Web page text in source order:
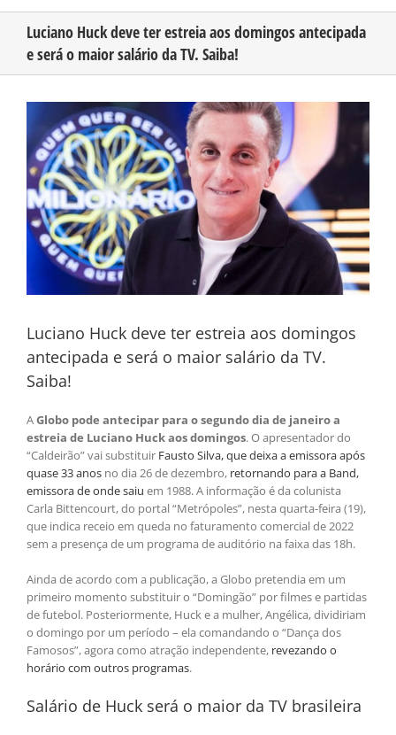
CONHEÇA O AMAZONAS
PUBLICIDADE
CONTATO
Luciano Huck deve ter estreia aos domingos antecipada
e será o maior salário da TV. Saiba!
Larger
Image
Luciano Huck deve ter estreia aos domingos
antecipada e será o maior salário da TV.
Saiba!
AGlobo pode antecipar para o segundo dia de janeiro a
estreia de Luciano Huck aos domingos. O apresentador do
“Caldeirão” vai substituir Fausto Silva, que deixa a emissora após
quase 33 anos no dia 26 de dezembro, retornando para a Band,
emissora de onde saiu em 1988. A informação é da colunista
Carla Bittencourt, do portal “Metrópoles”, nesta quarta-feira (19),
que indica receio em queda no faturamento comercial de 2022
sem a presença de um programa de auditório na faixa das 18h.
Ainda de acordo com a publicação, a Globo pretendia em um
primeiro momento substituir o “Domingão” por filmes e partidas
de futebol. Posteriormente, Huck e a mulher, Angélica, dividiriam
o domingo por um período – ela comandando o “Dança dos
Famosos”, agora como atração independente, revezando o
horário com outros programas.
Salário de Huck será o maior da TV brasileira